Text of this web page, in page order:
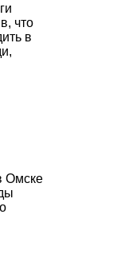
что
в
Омске